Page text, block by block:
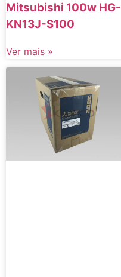
Mitsubishi 100w HG-
KN13J-S100
Ver mais »